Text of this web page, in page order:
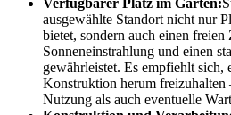
Verfügbarer Platz im Garten:
ausgewählte Standort nicht nur
bietet, sondern auch einen freien
Sonneneinstrahlung und einen
gewährleistet. Es empfiehlt sich,
Konstruktion herum freizuhalten
Nutzung als auch eventuelle